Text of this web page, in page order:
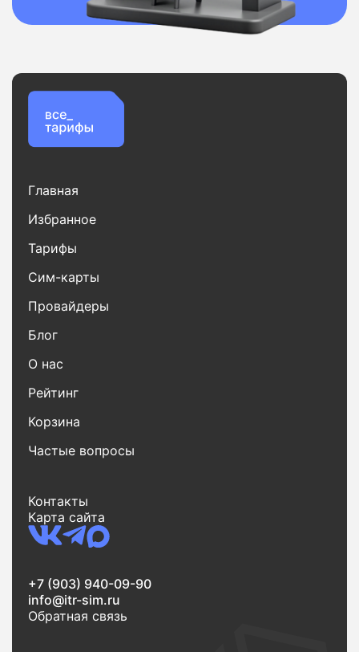
Главная
Избранное
Тарифы
Сим-карты
Провайдеры
Блог
О нас
Рейтинг
Корзина
Частые вопросы
Контакты
Карта сайта
+7 (903) 940-09-90
info@itr-sim.ru
Обратная связь